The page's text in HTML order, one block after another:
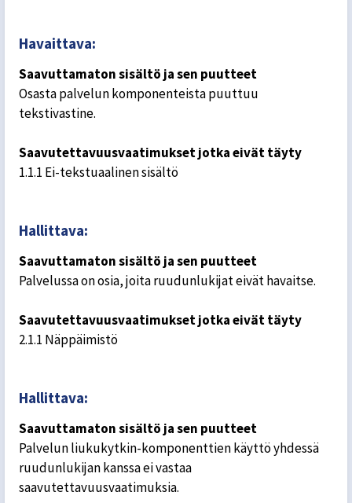
Havaittava:
Saavuttamaton sisältö ja sen puutteet
Osasta palvelun komponenteista puuttuu
tekstivastine.
Saavutettavuusvaatimukset jotka eivät täyty
1.1.1 Ei-tekstuaalinen sisältö
Hallittava:
Saavuttamaton sisältö ja sen puutteet
Palvelussa on osia, joita ruudunlukijat eivät havaitse.
Saavutettavuusvaatimukset jotka eivät täyty
2.1.1 Näppäimistö
Hallittava:
Saavuttamaton sisältö ja sen puutteet
Palvelun liukukytkin-komponenttien käyttö yhdessä
ruudunlukijan kanssa ei vastaa
saavutettavuusvaatimuksia.